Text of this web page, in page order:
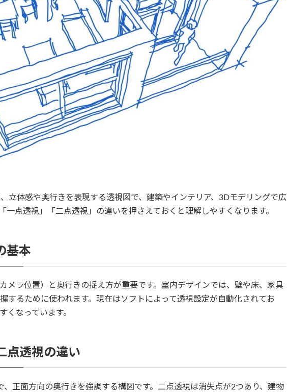
立体感や奥行きを表現する透視図で、建築やインテリア、3Dモデリングで広
一点透視」「二点透視」の違いを押さえておくと理解しやすくなります。
基本
メラ位置）と奥行きの捉え方が重要です。室内デザインでは、壁や床、家具
するために使われます。現在はソフトによって透視設定が自動化されてお
くなっています。
点透視の違い
、正面方向の奥行きを強調する構図です。二点透視は消失点が2つあり、建物